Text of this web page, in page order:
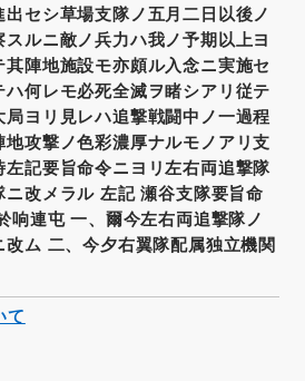
出セシ草場支隊ノ五月二日以後ノ
ルニ敵ノ兵力ハ我ノ予期以上ヨ
其陣地施設モ亦頗ル入念ニ実施セ
ハ何レモ必死全滅ヲ睹シアリ従テ
ヨリ見レハ追撃戦闘中ノ一過程
攻撃ノ色彩濃厚ナルモノアリ支
左記要旨命令ニヨリ左右両追撃隊
ニ改メラル 左記 瀬谷支隊要旨命
响連屯 一、爾今左右両追撃隊ノ
ム 二、今夕右翼隊配属独立機関
て